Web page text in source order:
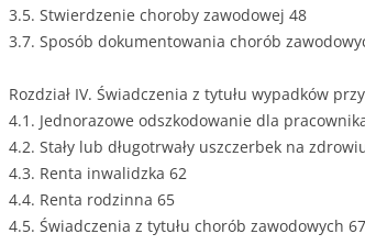
3.5. Stwierdzenie choroby zawodowej 48
3.7. Sposób dokumentowania chorób
Rozdział IV. Świadczenia z tytułu wypadków
4.1. Jednorazowe odszkodowanie dla
4.2. Stały lub długotrwały uszczerbek na
4.3. Renta inwalidzka 62
4.4. Renta rodzinna 65
4.5. Świadczenia z tytułu chorób zawodowych 67